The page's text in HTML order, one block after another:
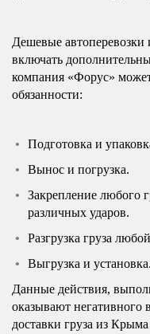
Дешевые
включать
компания «Форус»
обязанности:
Подготовка и
Вынос и погрузка.
Закрепление любого
различных ударов.
Разгрузка груза
Выгрузка и установка.
Данные действия,
оказывают негативного
доставки груза из